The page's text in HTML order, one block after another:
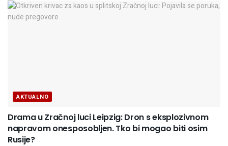
AKTUALNO
Drama u Zračnoj luci Leipzig: Dron s eksplozivnom
napravom onesposobljen. Tko bi mogao biti osim
Rusije?